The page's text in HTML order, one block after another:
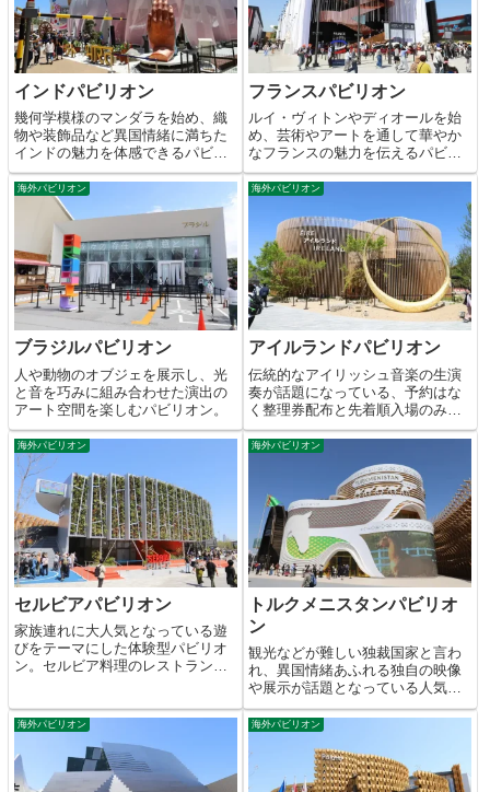
インドパビリオン
幾何学模様のマンダラを始め、織
物や装飾品など異国情緒に満ちた
インドの魅力を体感できるパビリ
オン。
フランスパビリオン
ルイ・ヴィトンやディオールを始
め、芸術やアートを通して華やか
なフランスの魅力を伝えるパビリ
オン。
海外パビリオン
ブラジルパビリオン
人や動物のオブジェを展示し、光
と音を巧みに組み合わせた演出の
アート空間を楽しむパビリオン。
海外パビリオン
アイルランドパビリオン
伝統的なアイリッシュ音楽の生演
奏が話題になっている、予約はな
く整理券配布と先着順入場のみの
人気パビリオン。
海外パビリオン
セルビアパビリオン
家族連れに大人気となっている遊
びをテーマにした体験型パビリオ
ン。セルビア料理のレストランも
海外パビリオン
トルクメニスタンパビリオ
ン
観光などが難しい独裁国家と言わ
れ、異国情緒あふれる独自の映像
や展示が話題となっている人気パ
ビリオン。
海外パビリオン 海外パビリオン